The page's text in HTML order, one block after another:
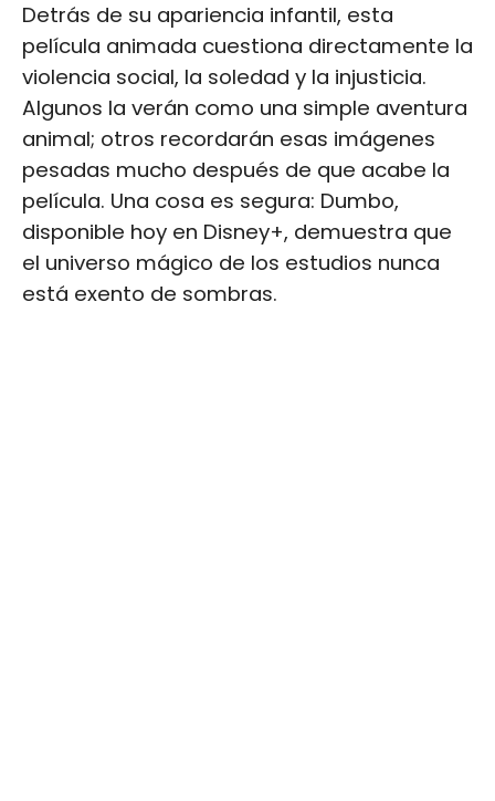
Detrás de su apariencia infantil, esta
película animada cuestiona directamente la
violencia social, la soledad y la injusticia.
Algunos la verán como una simple aventura
animal; otros recordarán esas imágenes
pesadas mucho después de que acabe la
película. Una cosa es segura: Dumbo,
disponible hoy en Disney+, demuestra que
el universo mágico de los estudios nunca
está exento de sombras.